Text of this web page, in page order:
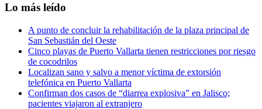
Lo más leído
A punto de concluir la rehabilitación de la plaza principal de
San Sebastián del Oeste
Cinco playas de Puerto Vallarta tienen restricciones por riesgo
de cocodrilos
Localizan sano y salvo a menor víctima de extorsión
telefónica en Puerto Vallarta
Confirman dos casos de “diarrea explosiva” en Jalisco;
pacientes viajaron al extranjero